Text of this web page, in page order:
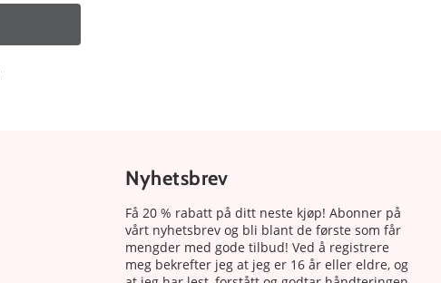
Nyhetsbrev
Få 20 % rabatt på ditt neste kjøp! Abonner på
vårt nyhetsbrev og bli blant de første som får
mengder med gode tilbud! Ved å registrere
meg bekrefter jeg at jeg er 16 år eller eldre, og